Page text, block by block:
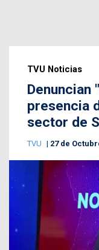
TVU Noticias
Denuncian
presencia
sector de
TVU 27 de